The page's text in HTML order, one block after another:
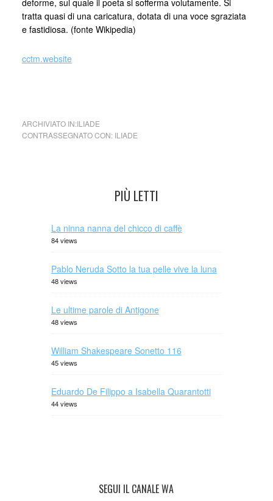
deforme, sul quale il poeta si sofferma volutamente. Si
tratta quasi di una caricatura, dotata di una voce sgraziata
e fastidiosa. (fonte Wikipedia)
cctm.website
ARCHIVIATO IN:ILIADE
CONTRASSEGNATO CON: ILIADE
PIÙ LETTI
La ninna nanna del chicco di caffè
84 views
Pablo Neruda Sotto la tua pelle vive la luna
48 views
Le ultime parole di Antigone
48 views
William Shakespeare Sonetto 116
45 views
Eduardo De Filippo a Isabella Quarantotti
44 views
SEGUI IL CANALE WA